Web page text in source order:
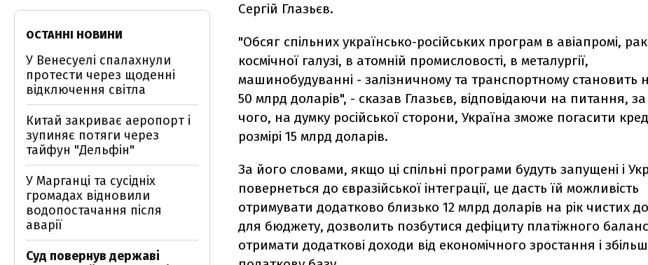
Сергій Глазьєв.
"Обсяг спільних українсько-російських програм в авіапромі,
космічної галузі, в атомній промисловості, в металургії,
машинобудуванні - залізничному та транспортному становить
50 млрд доларів", - сказав Глазьєв, відповідаючи на питання,
чого, на думку російської сторони, Україна зможе погасити
розмірі 15 млрд доларів.
За його словами, якщо ці спільні програми будуть запущені і
повернеться до євразійської інтеграції, це дасть їй можливість
отримувати додатково близько 12 млрд доларів на рік чистих
для бюджету, дозволить позбутися дефіциту платіжного
отримати додаткові доходи від економічного зростання і
ОСТАННІ НОВИНИ
У Венесуелі спалахнули
протести через щоденні
відключення світла
Китай закриває аеропорт і
зупиняє потяги через
тайфун "Дельфін"
У Марганці та сусідніх
громадах відновили
водопостачання після
аварії
Суд повернув державі